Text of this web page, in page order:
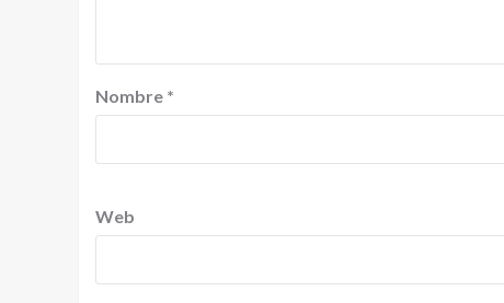
Nombre *
Web